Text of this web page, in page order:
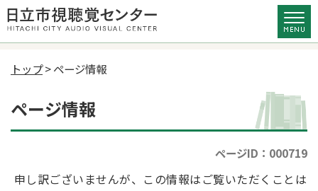
トップ> ページ情報
ページ情報
ページID：000719
申し訳ございませんが、この情報はご覧いただくことは